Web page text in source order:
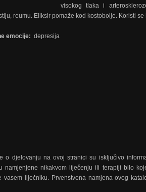
visokog tlaka i
reumu. Eliksir pomaže kod kostobolje. Koristi
emocije: depresija
o djelovanju na ovoj stranici su isključivo
namjenjene nikakvom liječenju ili terapiji bilo
vasem liječniku. Prvenstvena namjena ovog